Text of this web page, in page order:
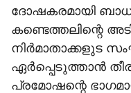
ദോഷകരമായി
കണ്ടെത്തലിന്റെ
നിര്‍മാതാക്കളുട
ഏര്‍പ്പെടുത്താന്‍
പ്രമോഷന്റെ